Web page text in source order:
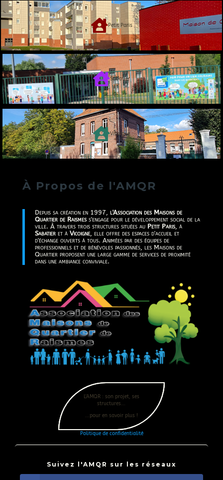
Petit Paris
Sabatier
Vicoigne
À Propos de l'AMQR
Depuis sa création en 1997, l'Association des Maisons de
Quartier de Raismes s'engage pour le développement social de la
ville. À travers trois structures situées au Petit Paris , à
Sabatier et à Vicoigne , elle offre des espaces d'accueil et
d'échange ouverts à tous. Animées par des équipes de
professionnels et de bénévoles passionnés, les Maisons de
Quartier proposent une large gamme de services de proximité
dans une ambiance conviviale.
L'AMQR : son projet, ses
structures...
...pour en savoir plus !
Politique de confidentialité
Suivez l'AMQR sur les réseaux